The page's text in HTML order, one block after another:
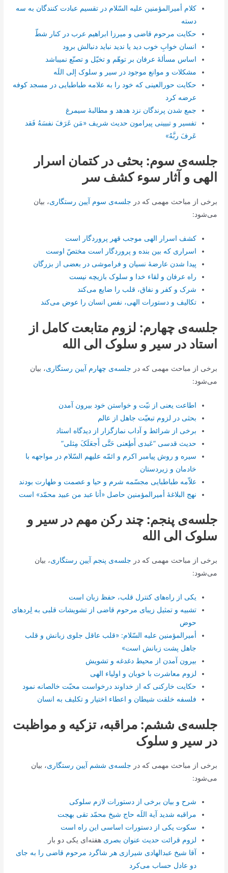
کلام أمیرالمؤمنین علیه السّلام در تقسیم عبادت کنندگان به سه
دسته
حکایت مرحوم قاضی و میرزا ابراهیم عرب در کنار شطّ
انسان خوابِ خوب دید یا ندید نباید دنبالش برود
اساس مسألۀ عرفان بر توهّم و تخیّل و تصنّع نمی‏باشد
مشکلات و موانع موجود در سیر و سلوک إلی اللَه
حکایت حورالعینی که خود را به علامه طباطبایی در مسجد کوفه
عرضه کرد
جمع شدن پرندگان نزد هدهد و مطالبۀ سیمرغ
تفسیر و تبیینی پیرامون حدیث شریف «مَن عَرَفَ نفسَهُ فَقد
عَرفَ ربَّهُ»
جلسه‌ی سوم: بحثی در کتمان اسرار
الهی و آثار سوء کشف سر
برخی از مباحث مهمی که در جلسه‌ی سوم آیین رستگاری، بیان
می‌شود:
کشف اسرار الهی موجب قهر پروردگار است
اسراری که بین بنده و پروردگار است مختصّ اوست
پیدا شدن عارضۀ نسیان و فراموشی در بعضی از بزرگان
راه عرفان و لقاء خدا و سلوک بازیچه نیست
شرک و کفر و نفاق، قلب را ضایع می‌کند
تکالیف و دستورات الهی، نفس انسان را عوض می‌کند
جلسه‌ی چهارم: لزوم متابعت کامل از
استاد در سیر و سلوک الی الله
برخی از مباحث مهمی که در جلسه‌ی چهارم آیین رستگاری، بیان
می‌شود:
اطاعت یعنی از نیّت و خواستن خود بیرون آمدن‌
بحثی در لزوم تبعیّت جاهل از عالم
برخی از شرائط و آداب نمازگزار از دیدگاه استاد
حدیث قدسی ”عَبدی أَطِعنی حَتَّی أَجعَلَکَ مِثلی”
سیره و روش پیامبر اکرم و ائمّه علیهم السّلام در مواجهه با
خادمان و زیردستان
علاّمه طباطبایی مجسّمه شرم و حیا و عصمت و طهارت بودند
نهج البلاغۀ أمیرالمؤمنین حاصل «أنا عبد من عبید محمّد» است
جلسه‌ی پنجم: چند رکن مهم در سیر و
سلوک الی الله
برخی از مباحث مهمی که در جلسه‌ی پنجم آیین رستگاری، بیان
می‌شود:
یکی از راه‌های کنترل قلب، حفظ زبان است
تشبیه و تمثیل زیبای مرحوم قاضی از تشویشات قلبی به لِردهای
حوض
أمیرالمؤمنین علیه السّلام: «قلب عاقل جلوی زبانش و قلب
جاهل پشت زبانش است»
بیرون آمدن از محیط دغدغه و تشویش
لزوم معاشرت با خوبان و اولیاء الهی
حکایت خارکنی که از خداوند درخواست محبّت خالصانه نمود
فلسفه خلقت شیطان و اعطاء اختیار و تکلیف به انسان
جلسه‌ی ششم: مراقبه، تزکیه و مواظبت
در سیر و سلوک
برخی از مباحث مهمی که در جلسه‌ی ششم آیین رستگاری، بیان
می‌شود:
شرح و بیان برخی از دستورات لازم سلوکی
مراقبه شدید آیة اللَه حاج شیخ محمّد تقی بهجت
سکوت یکی از دستورات اساسی این راه است
لزوم قرائت حدیث عنوان بصری هفته‌ای یکی دو بار
آقا شیخ عبدالهادی شیرازی هر شاگرد مرحوم قاضی را به جای
دو عادل حساب می‌کرد